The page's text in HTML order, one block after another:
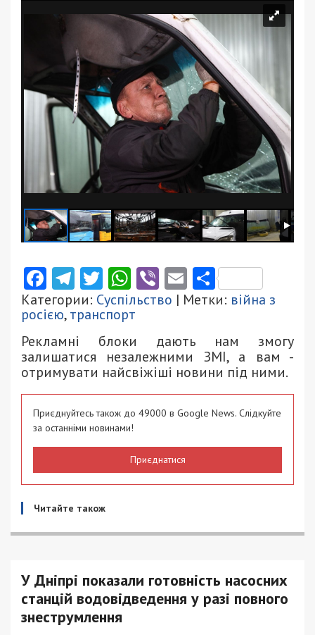
Facebook
Telegram
Twitter
WhatsApp
ViberEmail
Категории: Суспільство | Метки: війна з
росією,транспорт
Рекламні блоки дають нам змогу
залишатися незалежними ЗМІ, а вам -
отримувати найсвіжіші новини під ними.
Приєднуйтесь також до 49000 в Google News. Слідкуйте
за останніми новинами!
Приєднатися
Читайте також
У Дніпрі показали готовність насосних
станцій водовідведення у разі повного
знеструмлення